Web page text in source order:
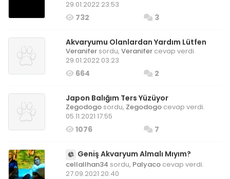
29.01.2022 23:53
3
732
Akvaryumu Olanlardan Yardım Lütfen
Veranifersordu, Veranifercevap verdi.
29.01.2022 03:23
2
664
Japon Balığım Ters Yüzüyor
Zegodogosordu, Zegodogocevap verdi.
05.11.2021 17:55
7
1076
Geniş Akvaryum Almalı Mıyım?
cellallhan34 sordu, Palyacocevap verdi.
27.09.2021 20:40